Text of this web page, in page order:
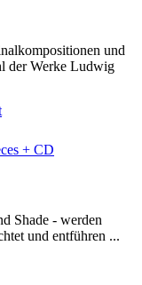
und
der Werke Ludwig
Shade - werden
und entführen ...